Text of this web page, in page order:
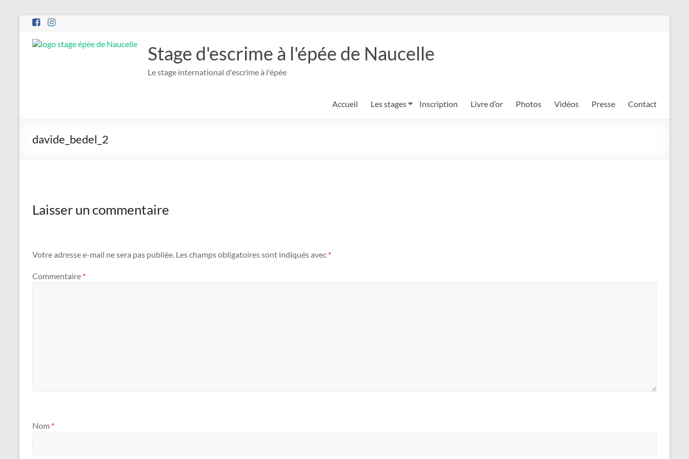
Stage d'escrime à l'épée de Naucelle
Le stage international d'escrime à l'épée
Accueil Les stages Inscription Livre d’or Photos Vidéos Presse Contact
davide_bedel_2
Laisser un commentaire
Votre adresse e-mail ne sera pas publiée. Les champs obligatoires sont indiqués avec *
Commentaire *
Nom *